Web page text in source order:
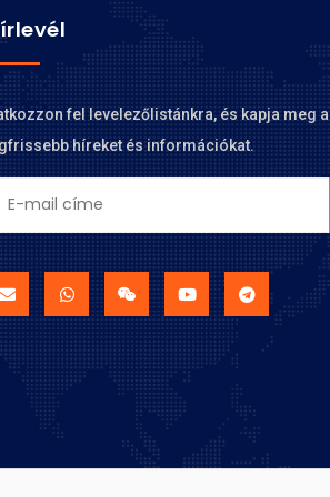
fel levelezőlistánkra, és kapja meg a
híreket és információkat.